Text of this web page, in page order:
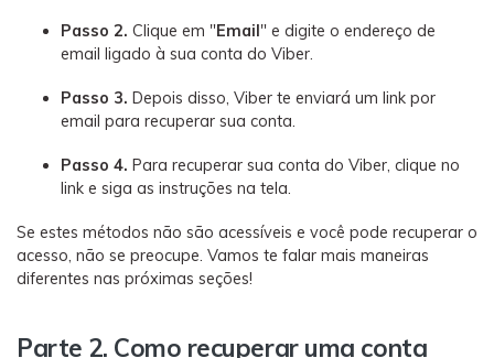
Passo 2. Clique em "Email" e digite o endereço de
email ligado à sua conta do Viber.
Passo 3. Depois disso, Viber te enviará um link por
email para recuperar sua conta.
Passo 4. Para recuperar sua conta do Viber, clique no
link e siga as instruções na tela.
Se estes métodos não são acessíveis e você pode recuperar o
acesso, não se preocupe. Vamos te falar mais maneiras
diferentes nas próximas seções!
Parte 2. Como recuperar uma conta